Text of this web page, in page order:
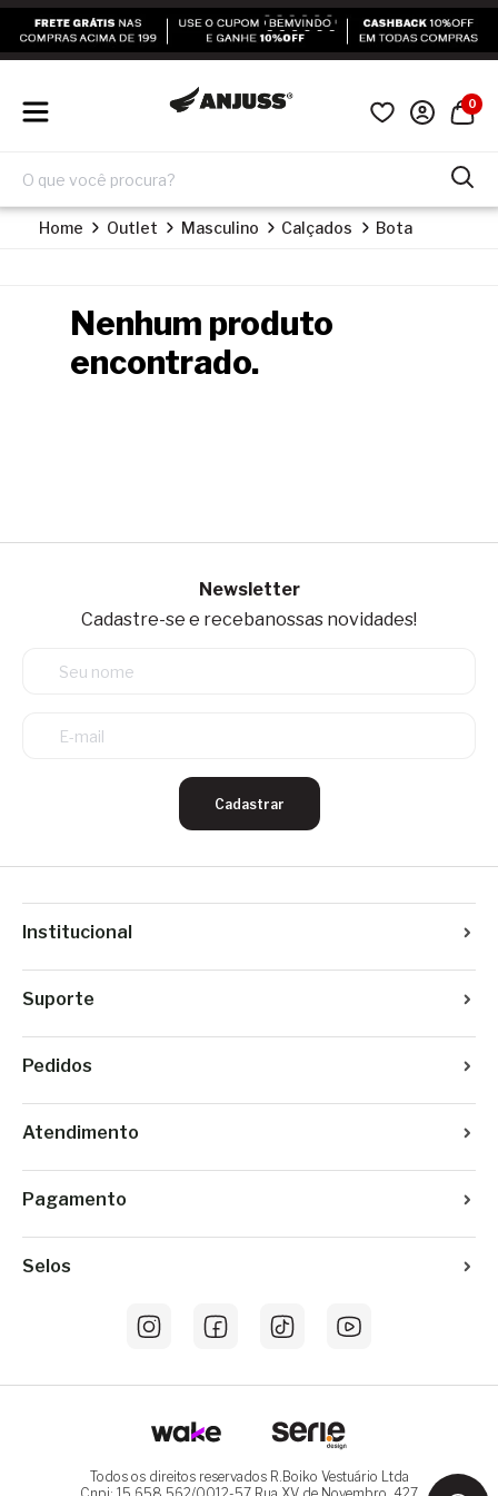
0
Home Outlet Masculino Calçados Bota
Nenhum produto
encontrado.
Newsletter
Cadastre-se e recebanossas novidades!
Cadastrar
Institucional
Suporte
Pedidos
Atendimento
Pagamento
Selos
Todos os direitos reservados R.Boiko Vestuário Ltda